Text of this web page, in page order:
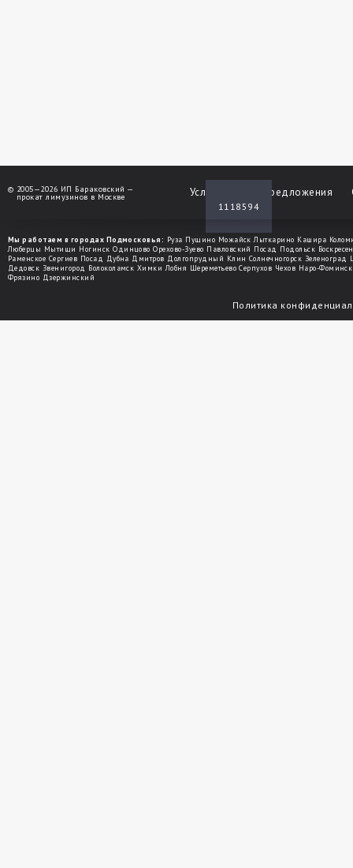
Услуги Спецпредложения
1118594
© 2005—2026 ИП Бараковский —
прокат лимузинов в Москве
Мы работаем в городах Подмосковья: Руза Пущино Можайск Лыткарино Кашира
Люберцы Мытищи Ногинск Одинцово Орехово-Зуево Павловский Посад Подольск
Раменское Сергиев Посад Дубна Дмитров Долгопрудный Клин Солнечногорск Зеленоград
Дедовск Звенигород Волоколамск Химки Лобня Шереметьево Серпухов Чехов Наро-Фоминск
Фрязино Дзержинский
Политика